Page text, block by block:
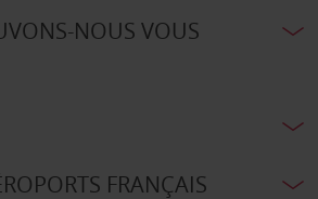
NOUS VOUS
FRANÇAIS